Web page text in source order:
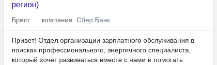
регион)
Брест компания: Сбер Банк
Привет! Отдел организации зарплатного обслуживания в
поисках профессионального, энергичного специалиста,
который хочет развиваться вместе с нами и помогать